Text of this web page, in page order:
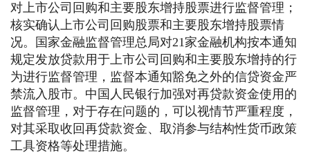
对上市公司回购和主要股东增持股票进行监督管理；
核实确认上市公司回购股票和主要股东增持股票情
况。国家金融监督管理总局对21家金融机构按本通知
规定发放贷款用于上市公司回购和主要股东增持的行
为进行监督管理，监督本通知豁免之外的信贷资金严
禁流入股市。中国人民银行加强对再贷款资金使用的
监督管理，对于存在问题的，可以视情节严重程度，
对其采取收回再贷款资金、取消参与结构性货币政策
工具资格等处理措施。